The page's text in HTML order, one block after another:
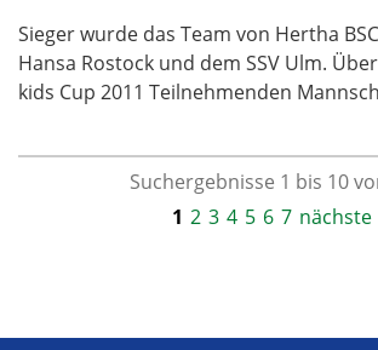
Sieger wurde das Team von Hertha
Hansa Rostock und dem SSV Ulm.
kids Cup 2011 Teilnehmenden
Suchergebnisse 1 bis 10
1 2 3 4 5 6 7 nächste